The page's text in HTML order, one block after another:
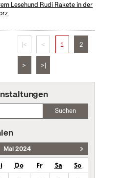
Lesehund Rudi Rakete in der
|< < 1 2
> >|
Suchen
Mai 2024
Do Fr Sa
So